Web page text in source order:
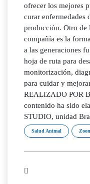
ofrecer los mejores
curar enfermedades
producción. Otro de
compañía es la
a las generaciones
hoja de ruta para
monitorización,
para cuidar y
REALIZADO POR
contenido ha sido
STUDIO, unidad
Salud Animal